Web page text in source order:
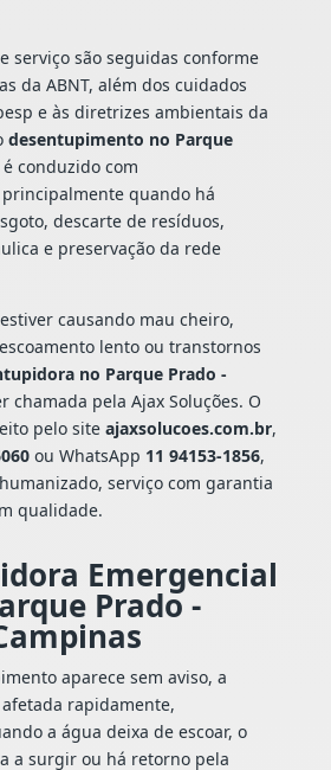
serviço são seguidas conforme
da ABNT, além dos cuidados
e às diretrizes ambientais da
desentupimento no Parque
conduzido com
quando há
descarte de resíduos,
e preservação da rede
causando mau cheiro,
lento ou transtornos
no Parque Prado -
chamada pela Ajax Soluções. O
pelo site ajaxsolucoes.com.br,
ou WhatsApp 11 94153-1856,
serviço com garantia
qualidade.
Emergencial
Prado -
aparece sem aviso, a
rapidamente,
a água deixa de escoar, o
a surgir ou há retorno pela